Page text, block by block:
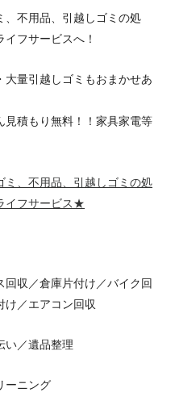
、不用品、引越しゴミの処
フサービスへ！
量引越しゴミもおまかせあ
見積もり無料！！家具家電等
、不用品、引越しゴミの処
イフサービス★
回収／倉庫片付け／バイク回
け／エアコン回収
い／遺品整理
ーニング